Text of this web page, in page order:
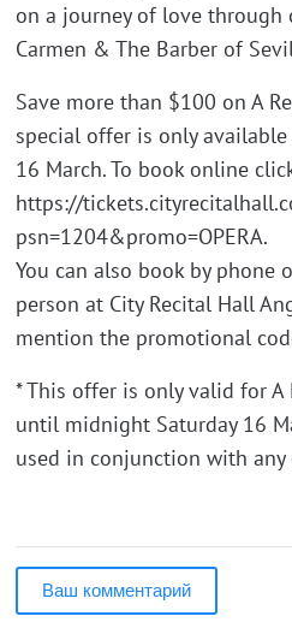
on a journey of love through
Carmen & The Barber of
Save more than $100 on A
special offer is only
16 March. To book online
https://
psn=1204&promo=OPERA.
You can also book by phone
person at City Recital Hall
mention the promotional
* This offer is only valid for A
until midnight Saturday 16
used in conjunction with any
Ваш комментарий